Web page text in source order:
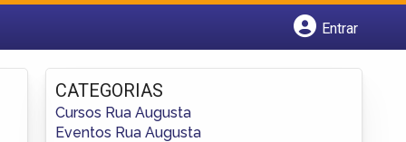
Entrar
Fazer login
Criar conta
CATEGORIAS
Cursos Rua Augusta
Eventos Rua Augusta